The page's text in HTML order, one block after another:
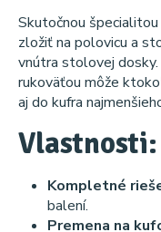
Skutočnou
zložiť na polovicu a
vnútra stolovej
rukoväťou môže
aj do kufra
Vlastnosti:
Kompletné
balení.
Premena na